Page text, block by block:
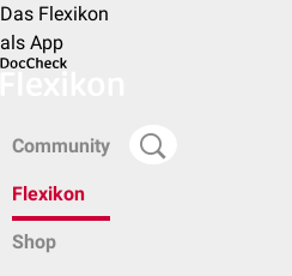
Das Flexikon
als App
Community
Flexikon
Shop